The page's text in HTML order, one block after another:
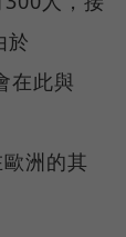
於
在此與
洲的其